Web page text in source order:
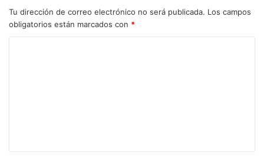
Tu dirección de correo electrónico no será publicada. Los campos
obligatorios están marcados con *